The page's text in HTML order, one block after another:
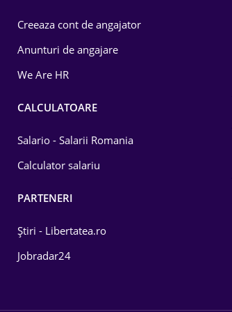
Creeaza cont de angajator
Anunturi de angajare
We Are HR
CALCULATOARE
Salario - Salarii Romania
Calculator salariu
PARTENERI
Știri - Libertatea.ro
Jobradar24